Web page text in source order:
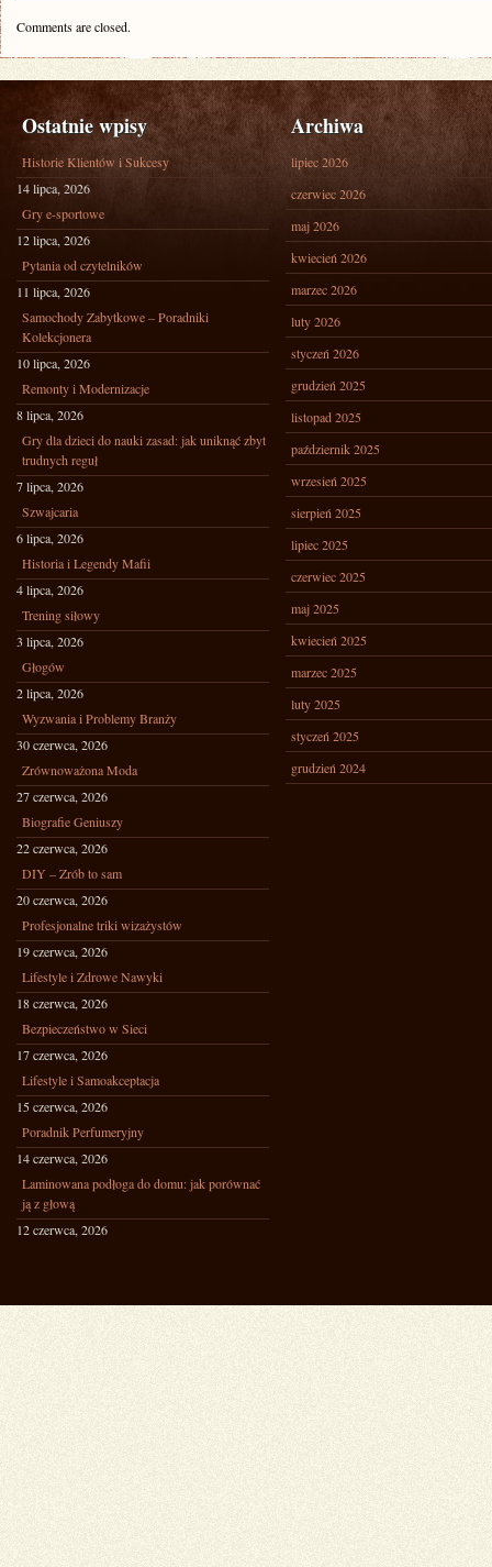
Comments are closed.
Ostatnie wpisy
Historie Klientów i Sukcesy
14 lipca, 2026
Gry e-sportowe
12 lipca, 2026
Pytania od czytelników
11 lipca, 2026
Samochody Zabytkowe – Poradniki
Kolekcjonera
10 lipca, 2026
Remonty i Modernizacje
8 lipca, 2026
Gry dla dzieci do nauki zasad: jak uniknąć zbyt
trudnych reguł
7 lipca, 2026
Szwajcaria
6 lipca, 2026
Historia i Legendy Mafii
4 lipca, 2026
Trening siłowy
3 lipca, 2026
Głogów
2 lipca, 2026
Wyzwania i Problemy Branży
30 czerwca, 2026
Zrównoważona Moda
27 czerwca, 2026
Biografie Geniuszy
22 czerwca, 2026
DIY – Zrób to sam
20 czerwca, 2026
Profesjonalne triki wizażystów
19 czerwca, 2026
Lifestyle i Zdrowe Nawyki
18 czerwca, 2026
Bezpieczeństwo w Sieci
17 czerwca, 2026
Lifestyle i Samoakceptacja
15 czerwca, 2026
Poradnik Perfumeryjny
14 czerwca, 2026
Laminowana podłoga do domu: jak porównać
ją z głową
12 czerwca, 2026
Archiwa
lipiec 2026
czerwiec 2026
maj 2026
kwiecień 2026
marzec 2026
luty 2026
styczeń 2026
grudzień 2025
listopad 2025
październik 2025
wrzesień 2025
sierpień 2025
lipiec 2025
czerwiec 2025
maj 2025
kwiecień 2025
marzec 2025
luty 2025
styczeń 2025
grudzień 2024